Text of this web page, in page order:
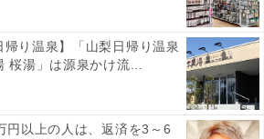
帰り温泉】「山梨日帰り温泉
桜湯」は源泉かけ流...
円以上の人は、返済を3～6